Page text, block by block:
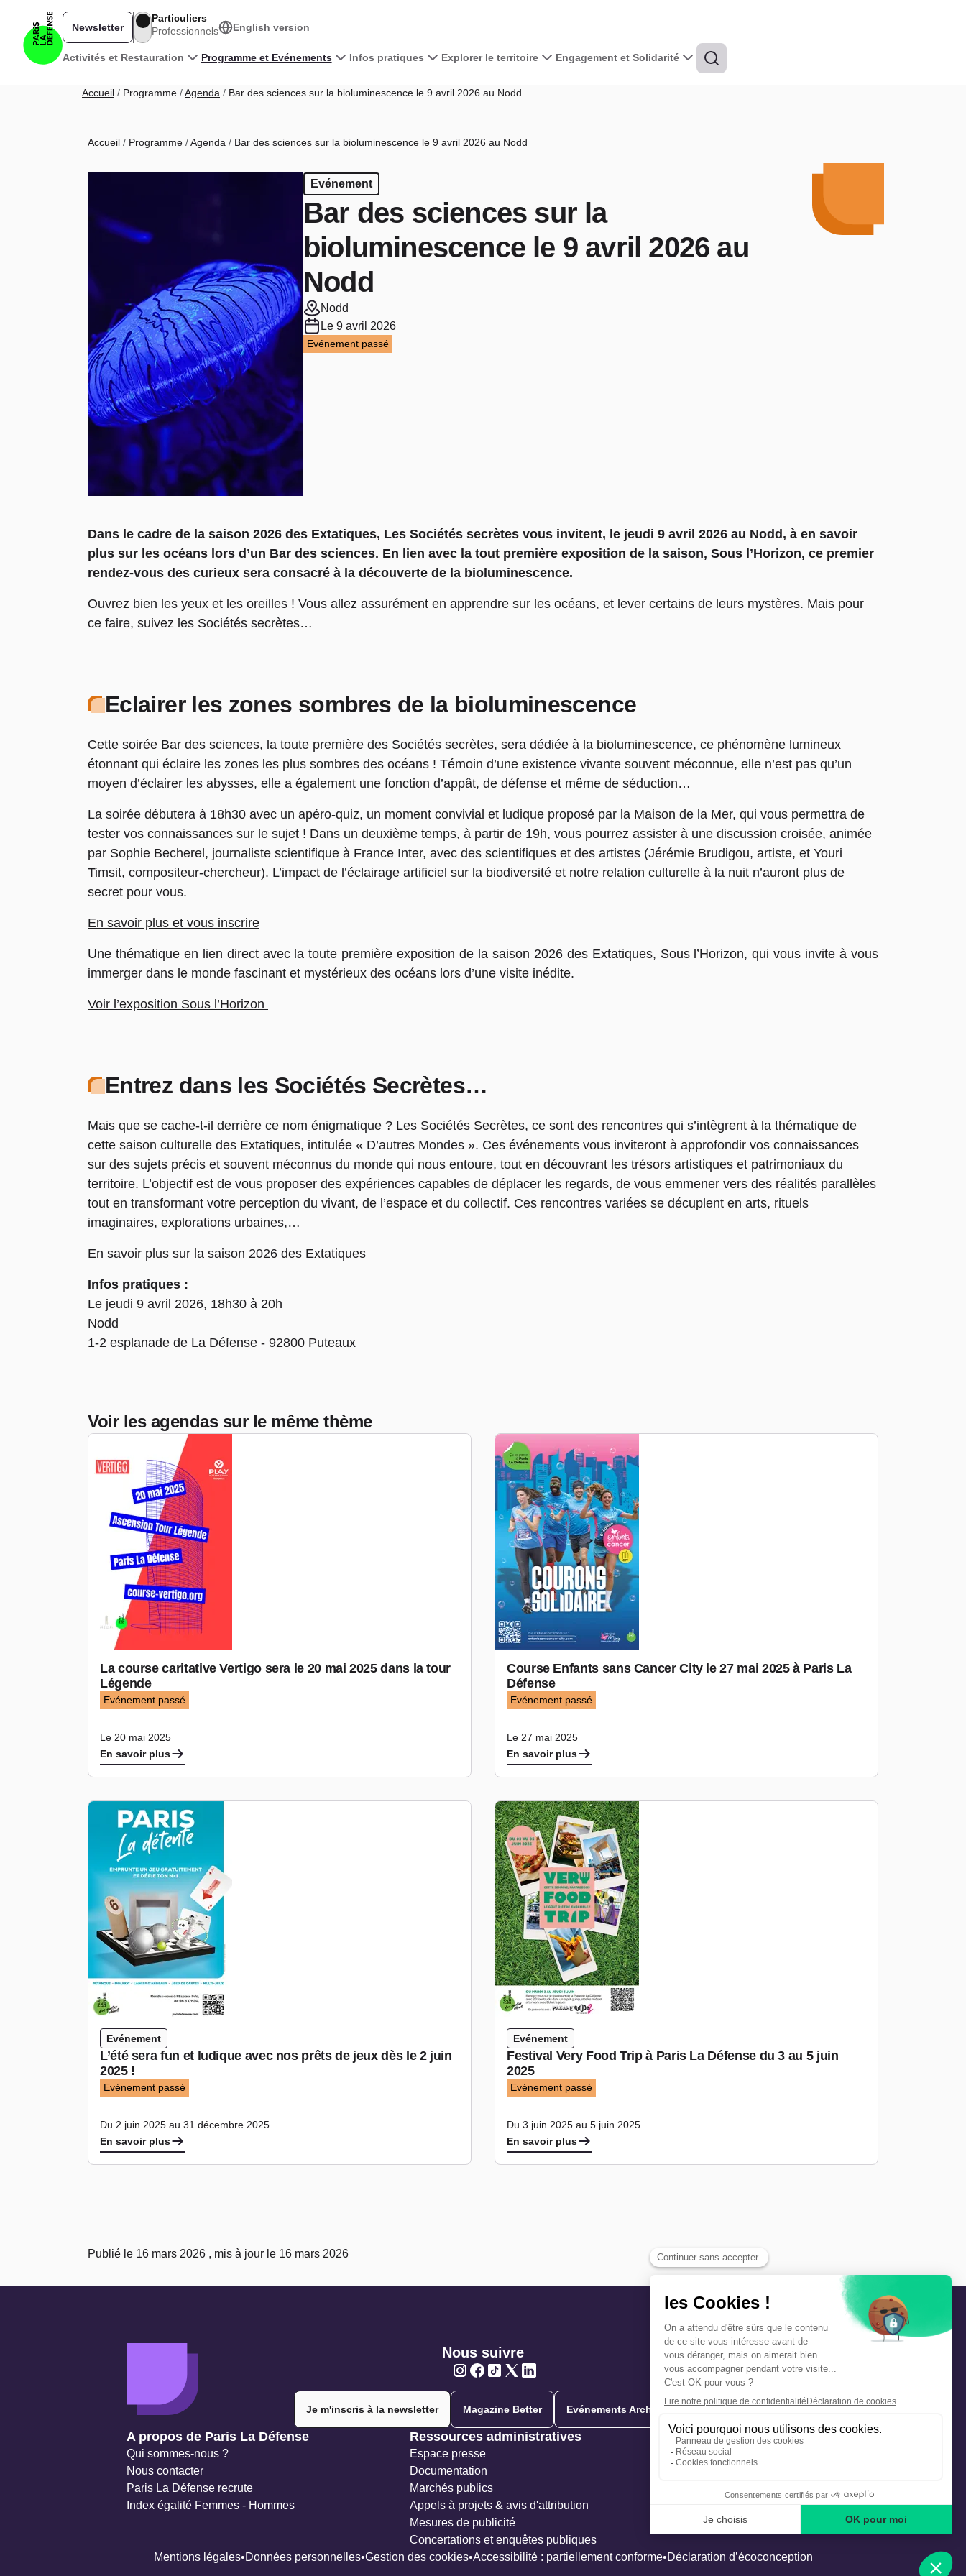
Navigation principale
Activités et Restauration Programme et Evénements Infos pratiques Explorer le territoire Engagement et Solidarité
Newsletter
Particuliers
Professionnels
English version
Fil d'Ariane
Accueil Programme Agenda Bar des sciences sur la bioluminescence le 9 avril 2026 au Nodd
Fil d'Ariane
Accueil Programme Agenda Bar des sciences sur la bioluminescence le 9 avril 2026 au Nodd
Evénement
Bar des sciences sur la
bioluminescence le 9 avril 2026 au
Nodd
Nodd
Le 9 avril 2026
Evénement passé
Dans le cadre de la saison 2026 des Extatiques, Les Sociétés secrètes vous invitent, le jeudi 9 avril 2026 au Nodd, à en savoir
plus sur les océans lors d’un Bar des sciences. En lien avec la tout première exposition de la saison, Sous l’Horizon, ce premier
rendez-vous des curieux sera consacré à la découverte de la bioluminescence.
Ouvrez bien les yeux et les oreilles ! Vous allez assurément en apprendre sur les océans, et lever certains de leurs mystères. Mais pour
ce faire, suivez les Sociétés secrètes…
Eclairer les zones sombres de la bioluminescence
Cette soirée Bar des sciences, la toute première des Sociétés secrètes, sera dédiée à la bioluminescence, ce phénomène lumineux
étonnant qui éclaire les zones les plus sombres des océans ! Témoin d’une existence vivante souvent méconnue, elle n’est pas qu’un
moyen d’éclairer les abysses, elle a également une fonction d’appât, de défense et même de séduction…
La soirée débutera à 18h30 avec un apéro-quiz, un moment convivial et ludique proposé par la Maison de la Mer, qui vous permettra de
tester vos connaissances sur le sujet ! Dans un deuxième temps, à partir de 19h, vous pourrez assister à une discussion croisée, animée
par Sophie Becherel, journaliste scientifique à France Inter, avec des scientifiques et des artistes (Jérémie Brudigou, artiste, et Youri
Timsit, compositeur-chercheur). L’impact de l’éclairage artificiel sur la biodiversité et notre relation culturelle à la nuit n’auront plus de
secret pour vous.
En savoir plus et vous inscrire
Une thématique en lien direct avec la toute première exposition de la saison 2026 des Extatiques, Sous l’Horizon, qui vous invite à vous
immerger dans le monde fascinant et mystérieux des océans lors d’une visite inédite.
Voir l’exposition Sous l’Horizon
Entrez dans les Sociétés Secrètes…
Mais que se cache-t-il derrière ce nom énigmatique ? Les Sociétés Secrètes, ce sont des rencontres qui s’intègrent à la thématique de
cette saison culturelle des Extatiques, intitulée « D’autres Mondes ». Ces événements vous inviteront à approfondir vos connaissances
sur des sujets précis et souvent méconnus du monde qui nous entoure, tout en découvrant les trésors artistiques et patrimoniaux du
territoire. L’objectif est de vous proposer des expériences capables de déplacer les regards, de vous emmener vers des réalités parallèles
tout en transformant votre perception du vivant, de l’espace et du collectif. Ces rencontres variées se décuplent en arts, rituels
imaginaires, explorations urbaines,…
En savoir plus sur la saison 2026 des Extatiques
Infos pratiques :
Le jeudi 9 avril 2026, 18h30 à 20h
Nodd
1-2 esplanade de La Défense - 92800 Puteaux
Voir les agendas sur le même thème
La course caritative Vertigo sera le 20 mai 2025 dans la tour
Légende
Evénement passé
Le 20 mai 2025
En savoir plus
Course Enfants sans Cancer City le 27 mai 2025 à Paris La
Défense
Evénement passé
Le 27 mai 2025
En savoir plus
Evénement
L’été sera fun et ludique avec nos prêts de jeux dès le 2 juin
2025 !
Evénement passé
Du 2 juin 2025 au 31 décembre 2025
En savoir plus
Evénement
Festival Very Food Trip à Paris La Défense du 3 au 5 juin
2025
Evénement passé
Du 3 juin 2025 au 5 juin 2025
En savoir plus
Publié le 16 mars 2026 , mis à jour le 16 mars 2026
Nous suivre
Je m'inscris à la newsletter Magazine Better Evénements Archie
Navigation secondaire
A propos de Paris La Défense
Qui sommes-nous ?
Nous contacter
Paris La Défense recrute
Index égalité Femmes - Hommes
Ressources administratives
Espace presse
Documentation
Marchés publics
Appels à projets & avis d'attribution
Mesures de publicité
Concertations et enquêtes publiques
Précautions et sécurité
Plan de gestion des risques
Mentions légales Données personnelles Gestion des cookies Accessibilité : partiellement conforme Déclaration d’écoconception